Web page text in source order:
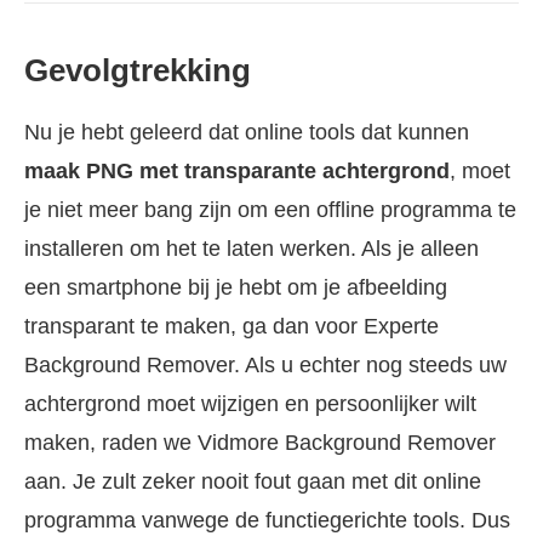
Gevolgtrekking
Nu je hebt geleerd dat online tools dat kunnen
maak PNG met transparante achtergrond, moet
je niet meer bang zijn om een offline programma te
installeren om het te laten werken. Als je alleen
een smartphone bij je hebt om je afbeelding
transparant te maken, ga dan voor Experte
Background Remover. Als u echter nog steeds uw
achtergrond moet wijzigen en persoonlijker wilt
maken, raden we Vidmore Background Remover
aan. Je zult zeker nooit fout gaan met dit online
programma vanwege de functiegerichte tools. Dus